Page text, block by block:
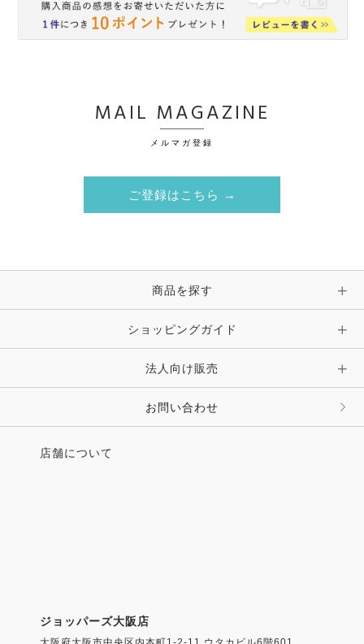
MAIL MAGAZINE
メルマガ登録
ご登録はこちら →
商品を探す
ショッピングガイド
法人向け販売
お問い合わせ
店舗について
ジョッパーズ大阪店